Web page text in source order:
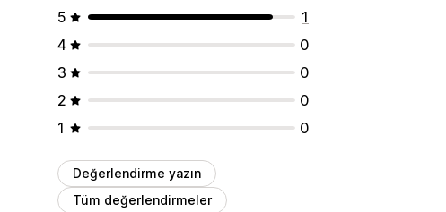
5
1
4
0
3
0
2
0
1
0
Değerlendirme yazın
Tüm değerlendirmeler